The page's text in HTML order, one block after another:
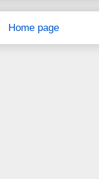
Home page